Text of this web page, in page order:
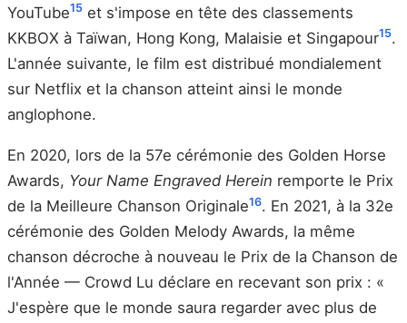
YouTube15 et s'impose en tête des classements
KKBOX à Taïwan, Hong Kong, Malaisie et Singapour15.
L'année suivante, le film est distribué mondialement
sur Netflix et la chanson atteint ainsi le monde
anglophone.
En 2020, lors de la 57e cérémonie des Golden Horse
Awards, Your Name Engraved Herein remporte le Prix
de la Meilleure Chanson Originale16. En 2021, à la 32e
cérémonie des Golden Melody Awards, la même
chanson décroche à nouveau le Prix de la Chanson de
l'Année — Crowd Lu déclare en recevant son prix : «
J'espère que le monde saura regarder avec plus de